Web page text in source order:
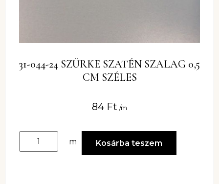
31-044-24 SZÜRKE SZATÉN SZALAG 0,5
CM SZÉLES
84 Ft /m
m Kosárba teszem